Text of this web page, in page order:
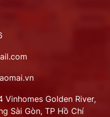
Vinhomes Golden River,
Sài Gòn, TP Hồ Chí